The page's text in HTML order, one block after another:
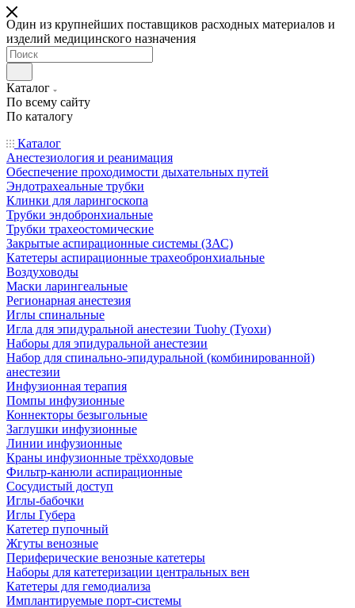
Один из крупнейших поставщиков расходных материалов и
изделий медицинского назначения
Каталог
По всему сайту
По каталогу
Каталог
Анестезиология и реанимация
Обеспечение проходимости дыхательных путей
Эндотрахеальные трубки
Клинки для ларингоскопа
Трубки эндобронхиальные
Трубки трахеостомические
Закрытые аспирационные системы (ЗАС)
Катетеры аспирационные трахеобронхиальные
Воздуховоды
Маски ларингеальные
Регионарная анестезия
Иглы спинальные
Игла для эпидуральной анестезии Tuohy (Туохи)
Наборы для эпидуральной анестезии
Набор для спинально-эпидуральной (комбинированной)
анестезии
Инфузионная терапия
Помпы инфузионные
Коннекторы безыгольные
Заглушки инфузионные
Линии инфузионные
Краны инфузионные трёхходовые
Фильтр-канюли аспирационные
Сосудистый доступ
Иглы-бабочки
Иглы Губера
Катетер пупочный
Жгуты венозные
Периферические венозные катетеры
Наборы для катетеризации центральных вен
Катетеры для гемодиализа
Имплантируемые порт‑системы